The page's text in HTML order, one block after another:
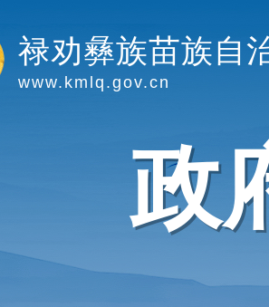
禄劝彝族苗族自
www.kmlq.gov.cn
政